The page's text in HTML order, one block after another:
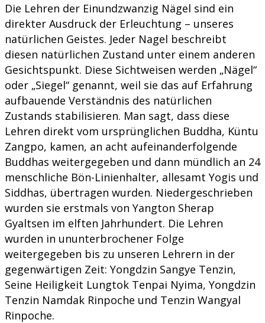
Die Lehren der Einundzwanzig Nägel sind ein
direkter Ausdruck der Erleuchtung – unseres
natürlichen Geistes. Jeder Nagel beschreibt
diesen natürlichen Zustand unter einem anderen
Gesichtspunkt. Diese Sichtweisen werden „Nägel“
oder „Siegel“ genannt, weil sie das auf Erfahrung
aufbauende Verständnis des natürlichen
Zustands stabilisieren. Man sagt, dass diese
Lehren direkt vom ursprünglichen Buddha, Küntu
Zangpo, kamen, an acht aufeinanderfolgende
Buddhas weitergegeben und dann mündlich an 24
menschliche Bön-Linienhalter, allesamt Yogis und
Siddhas, übertragen wurden. Niedergeschrieben
wurden sie erstmals von Yangton Sherap
Gyaltsen im elften Jahrhundert. Die Lehren
wurden in ununterbrochener Folge
weitergegeben bis zu unseren Lehrern in der
gegenwärtigen Zeit: Yongdzin Sangye Tenzin,
Seine Heiligkeit Lungtok Tenpai Nyima, Yongdzin
Tenzin Namdak Rinpoche und Tenzin Wangyal
Rinpoche.